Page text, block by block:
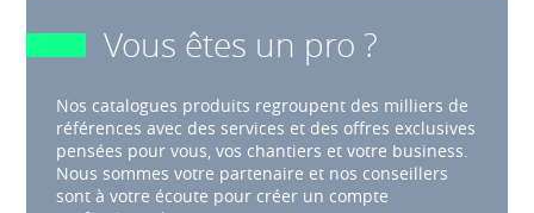
Vous êtes un pro ?
Nos catalogues produits regroupent des milliers de
références avec des services et des offres exclusives
pensées pour vous, vos chantiers et votre business.
Nous sommes votre partenaire et nos conseillers
sont à votre écoute pour créer un compte